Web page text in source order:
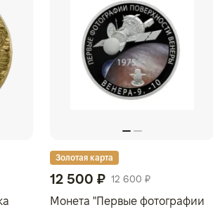
Золотая карта
12 500 ₽ 12 600 ₽
Монета "Первые фотографии